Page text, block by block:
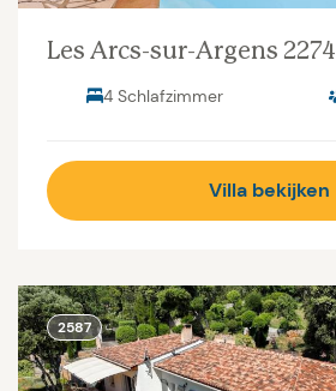
Les Arcs-sur-Argens 2274
4 Schlafzimmer
Villa bekijken
2587